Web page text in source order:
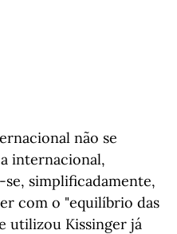
não se
internacional,
simplificadamente,
com o "equilíbrio das
utilizou Kissinger já